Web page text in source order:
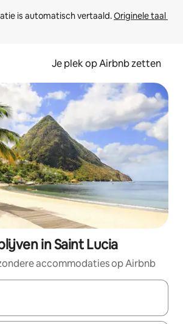
is automatisch vertaald. Originele taal
Je plek op Airbnb zetten
in Saint Lucia
accommodaties op Airbnb
beschikbaar zijn, maak je een keuze